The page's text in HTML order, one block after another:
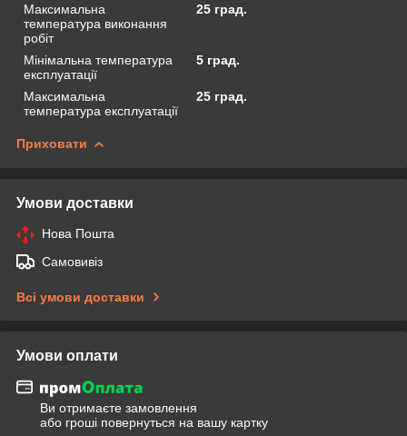
Максимальна
температура виконання
робіт
25 град.
Мінімальна температура
експлуатації
5 град.
Максимальна
температура експлуатації
25 град.
Приховати
Умови доставки
Нова Пошта
Самовивіз
Всі умови доставки
Умови оплати
Ви отримаєте замовлення
або гроші повернуться на вашу картку